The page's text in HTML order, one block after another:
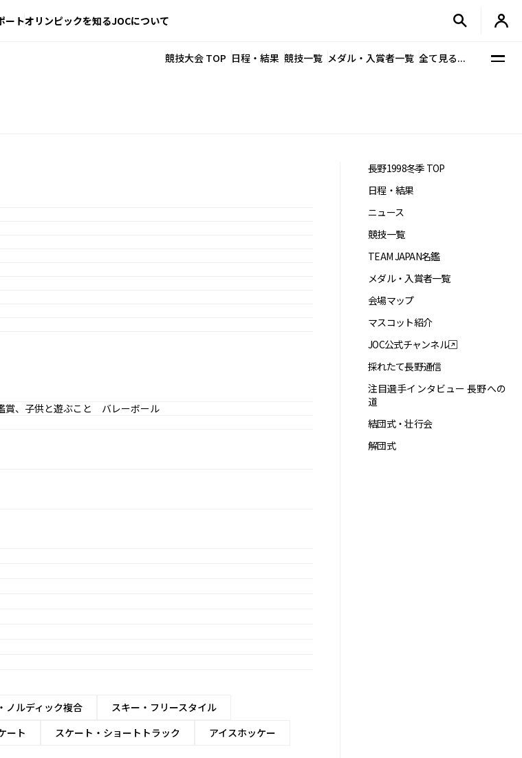
ートオリンピックを知るJOCについて
競技大会 TOP 日程・結果 競技一覧 メダル・入賞者一覧 全て見る...
賞、子供と遊ぶこと バレーボール
ノルディック複合
スキー・フリースタイル
ート スケート・ショートトラック
アイスホッケー
長野1998冬季 TOP
日程・結果
ニュース
競技一覧
TEAM JAPAN名鑑
メダル・入賞者一覧
会場マップ
マスコット紹介
JOC公式チャンネル
採れたて長野通信
注目選手インタビュー 長野への
道
結団式・壮行会
解団式